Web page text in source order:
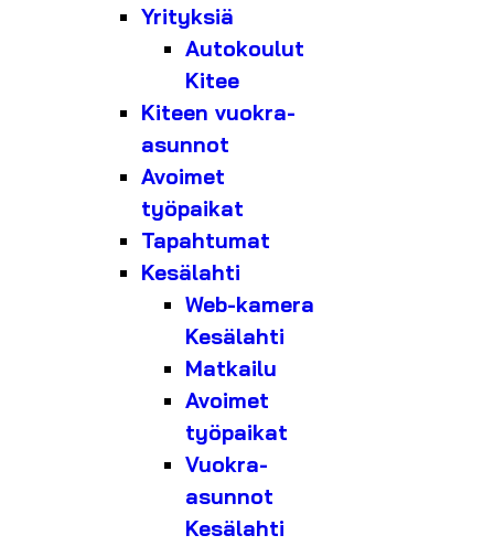
Yrityksiä
Autokoulut
Kitee
Kiteen vuokra-
asunnot
Avoimet
työpaikat
Tapahtumat
Kesälahti
Web-kamera
Kesälahti
Matkailu
Avoimet
työpaikat
Vuokra-
asunnot
Kesälahti